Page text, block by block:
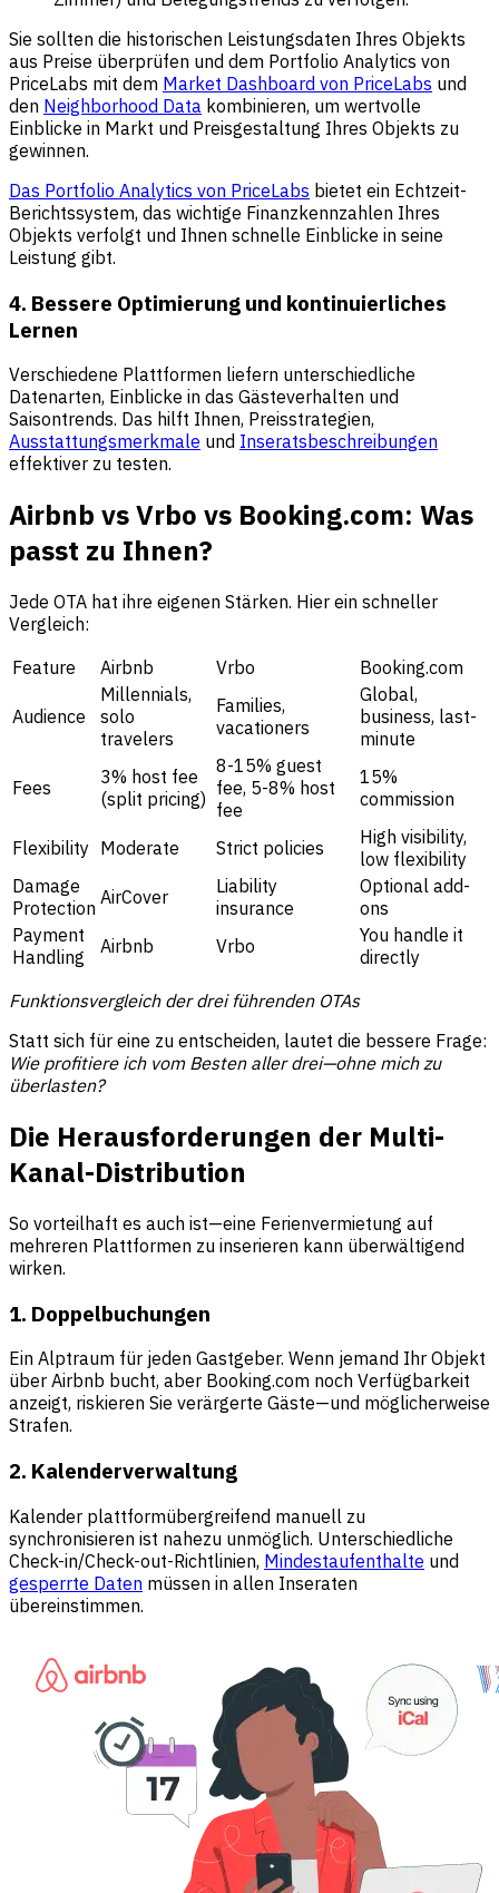
Sie sollten die historischen Leistungsdaten Ihres Objekts
aus Preise überprüfen und dem Portfolio Analytics von
PriceLabs mit dem Market Dashboard von PriceLabs und
den Neighborhood Data kombinieren, um wertvolle
Einblicke in Markt und Preisgestaltung Ihres Objekts zu
gewinnen.
Das Portfolio Analytics von PriceLabs bietet ein Echtzeit-
Berichtssystem, das wichtige Finanzkennzahlen Ihres
Objekts verfolgt und Ihnen schnelle Einblicke in seine
Leistung gibt.
4. Bessere Optimierung und kontinuierliches
Lernen
Verschiedene Plattformen liefern unterschiedliche
Datenarten, Einblicke in das Gästeverhalten und
Saisontrends. Das hilft Ihnen, Preisstrategien,
Ausstattungsmerkmale und Inseratsbeschreibungen
effektiver zu testen.
Airbnb vs Vrbo vs Booking.com: Was
passt zu Ihnen?
Jede OTA hat ihre eigenen Stärken. Hier ein schneller
Vergleich:
Feature
Airbnb Vrbo Booking.com
Audience
Millennials,
solo
travelers
Families,
vacationers
Global,
business, last-
minute
Fees
3% host fee
(split pricing)
8-15% guest
fee, 5-8% host
fee
15%
commission
Flexibility Moderate Strict policies
High visibility,
low flexibility
Damage
Protection AirCover
Liability
insurance
Optional add-
ons
Payment
Handling
Airbnb Vrbo
You handle it
directly
Funktionsvergleich der drei führenden OTAs
Statt sich für eine zu entscheiden, lautet die bessere Frage:
Wie profitiere ich vom Besten aller drei—ohne mich zu
überlasten?
Die Herausforderungen der Multi-
Kanal-Distribution
So vorteilhaft es auch ist—eine Ferienvermietung auf
mehreren Plattformen zu inserieren kann überwältigend
wirken.
1. Doppelbuchungen
Ein Alptraum für jeden Gastgeber. Wenn jemand Ihr Objekt
über Airbnb bucht, aber Booking.com noch Verfügbarkeit
anzeigt, riskieren Sie verärgerte Gäste—und möglicherweise
Strafen.
2. Kalenderverwaltung
Kalender plattformübergreifend manuell zu
synchronisieren ist nahezu unmöglich. Unterschiedliche
Check-in/Check-out-Richtlinien, Mindestaufenthalte und
gesperrte Daten müssen in allen Inseraten
übereinstimmen.